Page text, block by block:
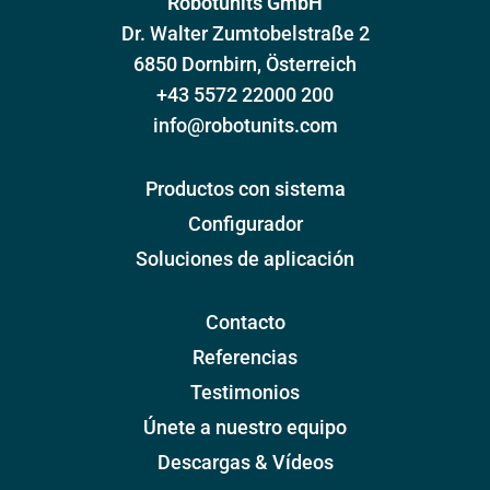
Dr. Walter Zumtobelstraße 2
6850 Dornbirn, Österreich
+43 5572 22000 200
info@robotunits.com
Productos con sistema
Configurador
Soluciones de aplicación
Contacto
Referencias
Testimonios
Únete a nuestro equipo
Descargas & Vídeos